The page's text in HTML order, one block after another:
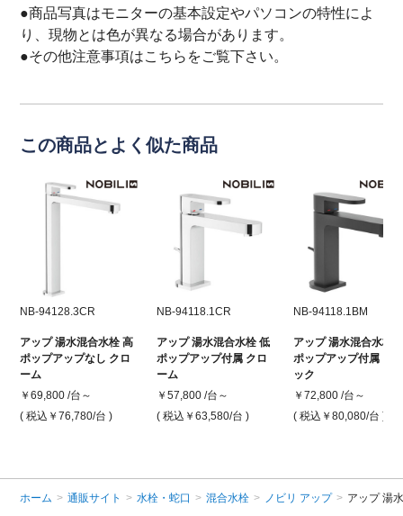
●商品写真はモニターの基本設定やパソコンの特性によ
り、現物とは色が異なる場合があります。
●その他注意事項はこちら をご覧下さい。
この商品とよく似た商品
NB-94128.3CR
アップ 湯水混合水栓 高
ポップアップなし クロ
ーム
￥69,800 /台～
( 税込￥76,780/台 )
NB-94118.1CR
アップ 湯水混合水栓 低
ポップアップ付属 クロ
ーム
￥57,800 /台～
( 税込￥63,580/台 )
NB-94118.1BM
アップ 湯水混合水栓
ポップアップ付属 ブ
ック
￥72,800 /台～
( 税込￥80,080/台 )
ホーム > 通販サイト > 水栓・蛇口 > 混合水栓 > ノビリ アップ > アップ 湯